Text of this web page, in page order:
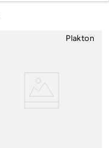
Plakton